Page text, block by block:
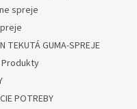
spreje
TEKUTÁ GUMA-SPREJE
Produkty
POTREBY